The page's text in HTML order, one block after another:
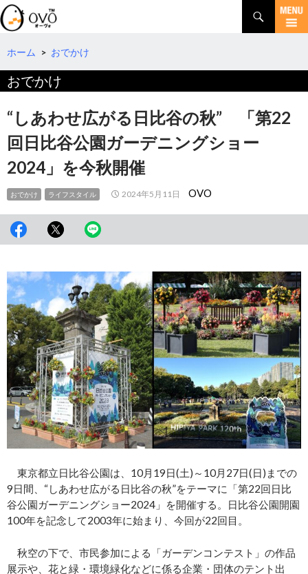
検
索
コ
テ
ツ
へ
移
ホーム > おでかけ
おでかけ
“しあわせ広がる日比谷の秋” 「第22
回日比谷公園ガーデニングショー
2024」を今秋開催
おでかけ ライフスタイル 2024年5月11日 OVO
東京都立日比谷公園は、10月19日(土)～10月27日(日)までの
9日間、“しあわせ広がる日比谷の秋”をテーマに「第22回日比
谷公園ガーデニングショー2024」を開催する。日比谷公園開園
100年を記念して2003年に始まり、今回が22回目。
秋空の下で、市民参加による「ガーデンコンテスト」の作品
展示や、花と緑・環境緑化などに係る企業・団体のテント出